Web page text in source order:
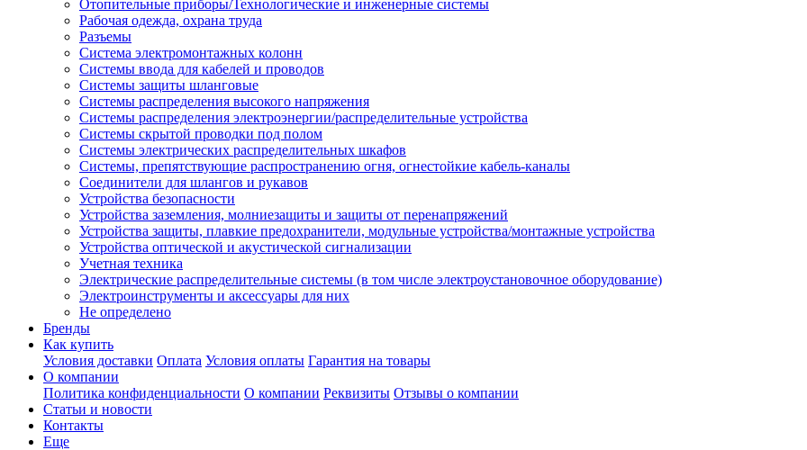
Отопительные приборы/Технологические и инженерные системы
Рабочая одежда, охрана труда
Разъемы
Система электромонтажных колонн
Системы ввода для кабелей и проводов
Системы защиты шланговые
Системы распределения высокого напряжения
Системы распределения электроэнергии/распределительные устройства
Системы скрытой проводки под полом
Системы электрических распределительных шкафов
Системы, препятствующие распространению огня, огнестойкие кабель-каналы
Соединители для шлангов и рукавов
Устройства безопасности
Устройства заземления, молниезащиты и защиты от перенапряжений
Устройства защиты, плавкие предохранители, модульные устройства/монтажные устройства
Устройства оптической и акустической сигнализации
Учетная техника
Электрические распределительные системы (в том числе электроустановочное оборудование)
Электроинструменты и аксессуары для них
Не определено
Бренды
Как купить
Условия доставки Оплата Условия оплаты Гарантия на товары
О компании
Политика конфиденциальности О компании Реквизиты Отзывы о компании
Статьи и новости
Контакты
Еще